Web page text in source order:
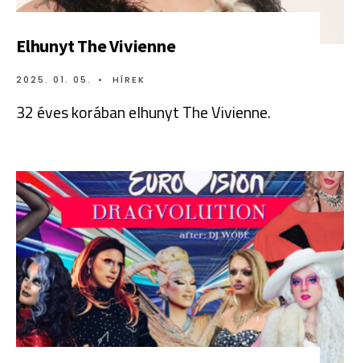
Elhunyt The Vivienne
2025. 01. 05. • HÍREK
32 éves korában elhunyt The Vivienne.